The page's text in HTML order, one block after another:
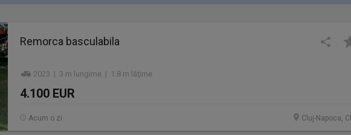
Remorca basculabila
2023 | 3 m lungime | 1.8 m lăţime
4.100 EUR
Cluj-Napoca,
Acum o zi